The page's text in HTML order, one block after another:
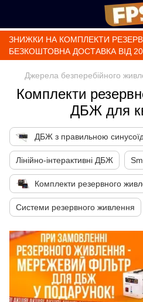
ЗНИЖКИ НА КОМПЛЕКТИ
БЕЗКОШТОВНА ДОСТАВКА ВІД
Джерела безперебійного
Комплекти
ДБЖ для
ДБЖ з правильною
Лінійно-інтерактивні ДБЖ
Комплекти резервного
Системи резервного живлення